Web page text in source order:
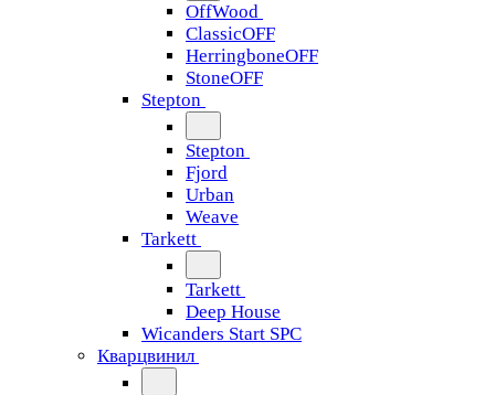
OffWood
ClassicOFF
HerringboneOFF
StoneOFF
Stepton
Stepton
Fjord
Urban
Weave
Tarkett
Tarkett
Deep House
Wicanders Start SPC
Кварцвинил